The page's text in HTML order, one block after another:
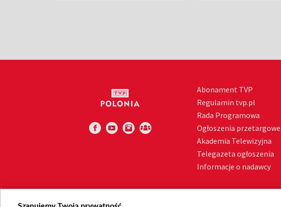
Abonament TVP
Regulamin tvp.pl
Rada Programowa
Ogłoszenia przetargowe
Akademia Telewizyjna
Telegazeta ogłoszenia
Informacje o nadawcy